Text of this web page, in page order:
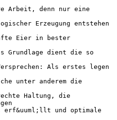
Arbeit, denn nur eine
Erzeugung entstehen
Eier in bester
Grundlage dient die so
Als erstes legen
unter anderem die
Haltung, die
erf&uuml;llt und optimale